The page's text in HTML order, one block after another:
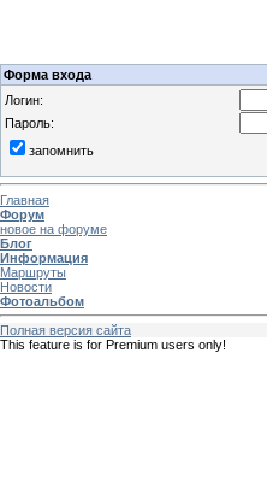
Форма входа
Логин:
Пароль:
запомнить
Главная
Форум
новое на форуме
Блог
Информация
Маршруты
Новости
Фотоальбом
Полная версия сайта
This feature is for Premium users only!